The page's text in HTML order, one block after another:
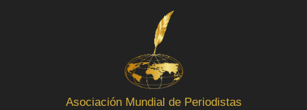
Asociación Mundial de Periodistas